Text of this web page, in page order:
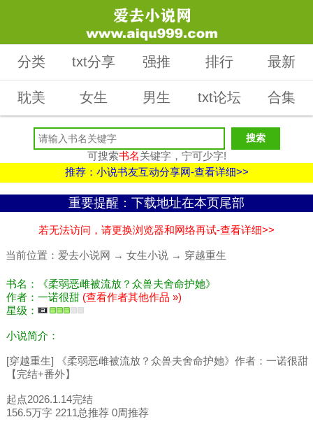
分类 txt分享 强推 排行 最新
耽美 女生 男生 txt论坛 合集
可搜索书名关键字，宁可少字!
推荐：小说书友互动分享网-查看详细>>
重要提醒：下载地址在本页尾部
若无法访问，请更换浏览器和网络再试-查看详细>>
当前位置： 爱去小说网 → 女生小说 → 穿越重生
书名：《柔弱恶雌被流放？众兽夫舍命护她》
作者：一诺很甜 (查看作者其他作品 »)
星级：
小说简介：
[穿越重生] 《柔弱恶雌被流放？众兽夫舍命护她》作者：一诺很甜
【完结+番外】
起点2026.1.14完结
156.5万字 2211总推荐 0周推荐